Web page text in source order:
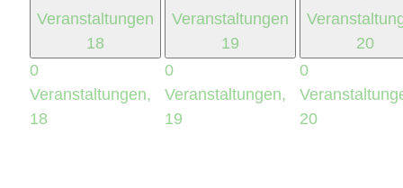
Veranstaltungen
18
0
Veranstaltungen,
18
Veranstaltungen
19
0
Veranstaltungen,
19
20
0
20